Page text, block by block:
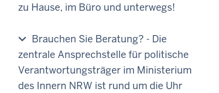
zu Hause, im Büro und unterwegs!
Brauchen Sie Beratung? - Die
zentrale Ansprechstelle für politische
Verantwortungsträger im Ministerium
des Innern NRW ist rund um die Uhr